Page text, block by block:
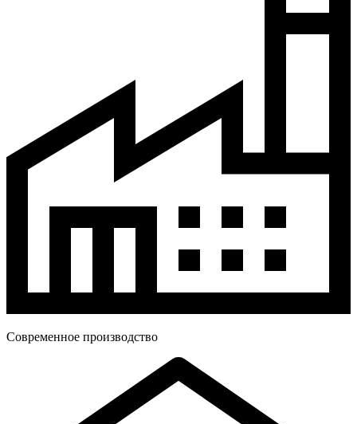
Современное производство